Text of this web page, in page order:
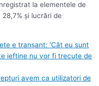
la elementele de
şi lucrări de
e tranșant: ‘Cât eu sunt
ieftine nu vor fi trecute de
avem ca utilizatori de